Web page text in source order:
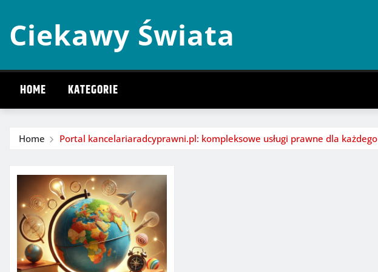
content
Ciekawy Świata
HOME KATEGORIE
Home Portal kancelariaradcyprawni.pl: kompleksowe usługi prawne dla każdego